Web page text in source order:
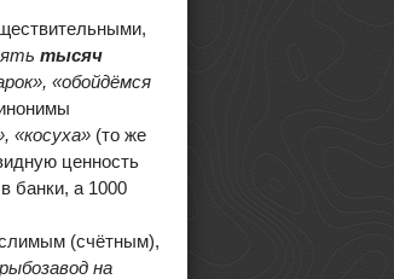
тысяч
«обойдёмся
«косуха» (то же
ценность
банки, а 1000
(счётным),
на